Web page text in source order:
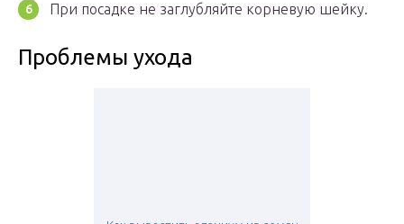
При посадке не заглубляйте корневую шейку.
Проблемы ухода